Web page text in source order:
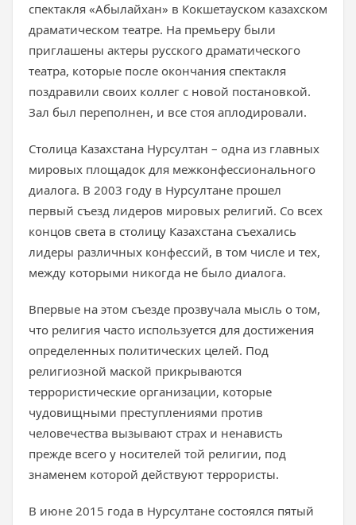
спектакля «Абылайхан» в Кокшетауском казахском
драматическом театре. На премьеру были
приглашены актеры русского драматического
театра, которые после окончания спектакля
поздравили своих коллег с новой постановкой.
Зал был переполнен, и все стоя аплодировали.
Столица Казахстана Нурсултан – одна из главных
мировых площадок для межконфессионального
диалога. В 2003 году в Нурсултане прошел
первый съезд лидеров мировых религий. Со всех
концов света в столицу Казахстана съехались
лидеры различных конфессий, в том числе и тех,
между которыми никогда не было диалога.
Впервые на этом съезде прозвучала мысль о том,
что религия часто используется для достижения
определенных политических целей. Под
религиозной маской прикрываются
террористические организации, которые
чудовищными преступлениями против
человечества вызывают страх и ненависть
прежде всего у носителей той религии, под
знаменем которой действуют террористы.
В июне 2015 года в Нурсултане состоялся пятый